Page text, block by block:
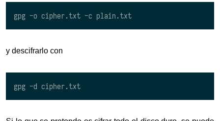
y descifrarlo con